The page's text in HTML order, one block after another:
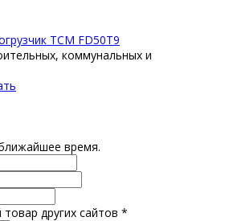
TCM FD50T9
коммунальных и
время.
других сайтов *